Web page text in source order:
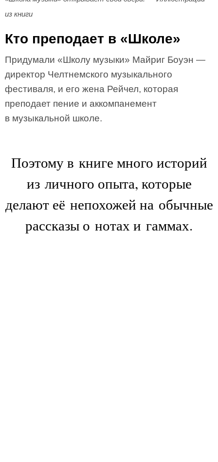
из книги
Кто преподает в «Школе»
Придумали «Школу музыки» Майриг Боуэн —
директор Челтнемского музыкального
фестиваля, и его жена Рейчел, которая
преподает пение и аккомпанемент
в музыкальной школе.
Поэтому в книге много историй
из личного опыта, которые
делают её непохожей на обычные
рассказы о нотах и гаммах.